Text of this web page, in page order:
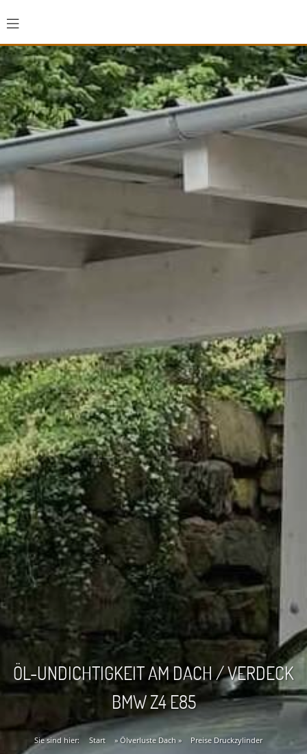
ÖL-UNDICHTIGKEIT AM DACH / VERDECK
BMW Z4 E85
Sie sind hier: Start » Ölverluste Dach» Preise Druckzylinder